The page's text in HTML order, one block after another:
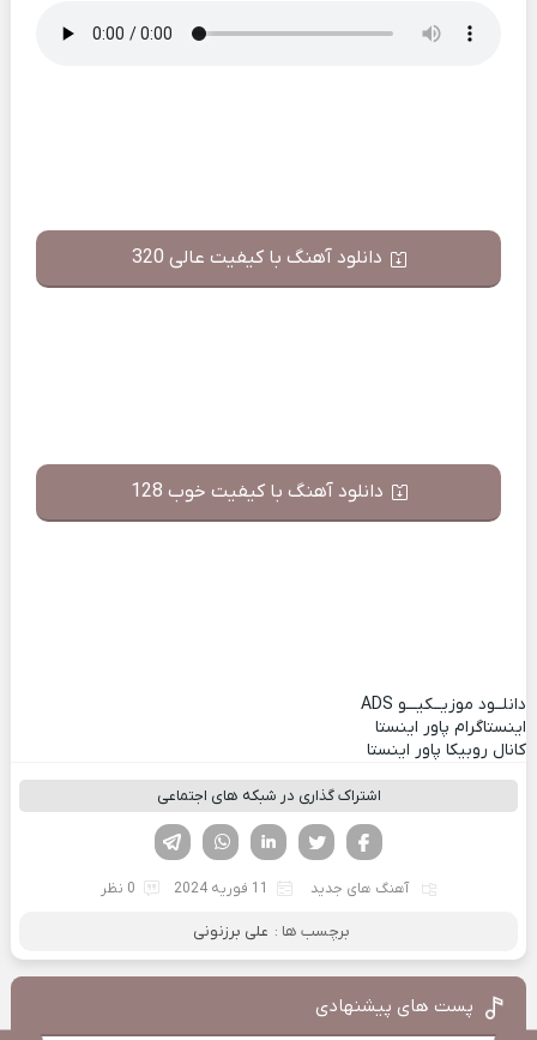
دانلود آهنگ با کیفیت عالی 320
دانلود آهنگ با کیفیت خوب 128
دانلــود موزیــکیـــو ADS
اینستاگرام پاور اینستا
کانال روبیکا پاور اینستا
اشتراک گذاری در شبکه های اجتماعی
لینکدین تویتر
فیسوک
آهنگ های جدید 11 فوریه 2024 0 نظر
برچسب ها : علی برزنونی
پست های پیشنهادی